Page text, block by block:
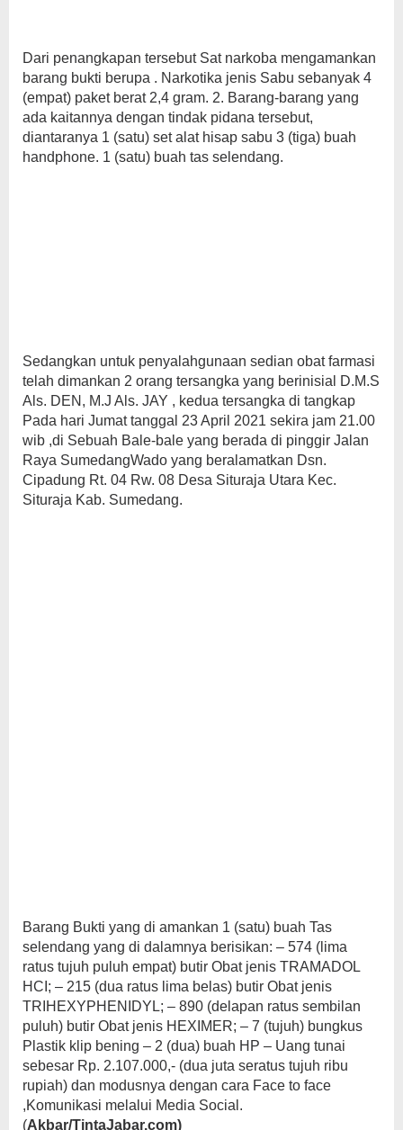
Dari penangkapan tersebut Sat narkoba mengamankan
barang bukti berupa . Narkotika jenis Sabu sebanyak 4
(empat) paket berat 2,4 gram. 2. Barang-barang yang
ada kaitannya dengan tindak pidana tersebut,
diantaranya 1 (satu) set alat hisap sabu 3 (tiga) buah
handphone. 1 (satu) buah tas selendang.
Sedangkan untuk penyalahgunaan sedian obat farmasi
telah dimankan 2 orang tersangka yang berinisial D.M.S
Als. DEN, M.J Als. JAY , kedua tersangka di tangkap
Pada hari Jumat tanggal 23 April 2021 sekira jam 21.00
wib ,di Sebuah Bale-bale yang berada di pinggir Jalan
Raya SumedangWado yang beralamatkan Dsn.
Cipadung Rt. 04 Rw. 08 Desa Situraja Utara Kec.
Situraja Kab. Sumedang.
Barang Bukti yang di amankan 1 (satu) buah Tas
selendang yang di dalamnya berisikan: – 574 (lima
ratus tujuh puluh empat) butir Obat jenis TRAMADOL
HCI; – 215 (dua ratus lima belas) butir Obat jenis
TRIHEXYPHENIDYL; – 890 (delapan ratus sembilan
puluh) butir Obat jenis HEXIMER; – 7 (tujuh) bungkus
Plastik klip bening – 2 (dua) buah HP – Uang tunai
sebesar Rp. 2.107.000,- (dua juta seratus tujuh ribu
rupiah) dan modusnya dengan cara Face to face
,Komunikasi melalui Media Social.
(Akbar/TintaJabar.com)